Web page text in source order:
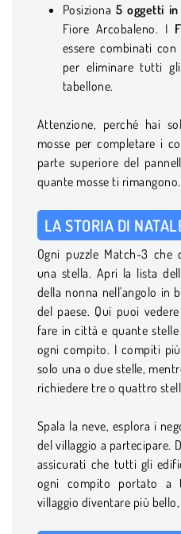
Posiziona 5 oggetti
Fiore Arcobaleno. I
essere combinati
per eliminare tutti
tabellone.
Attenzione, perché hai
mosse per completare i
parte superiore del
quante mosse ti rimangono.
LA STORIA DI
Ogni puzzle Match-3 che
una stella. Apri la lista
della nonna nell'angolo in
del paese. Qui puoi
fare in città e quante
ogni compito. I compiti
solo una o due stelle,
richiedere tre o quattro
Spala la neve, esplora i
del villaggio a partecipare.
assicurati che tutti gli
ogni compito portato a
villaggio diventare più